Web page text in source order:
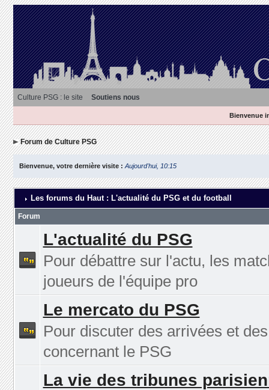
Culture PSG : le site Soutiens nous
Bienvenue
Forum de Culture PSG
Bienvenue, votre dernière visite : Aujourd'hui, 10:15
Les forums du Haut : L'actualité du PSG et du football
Forum
L'actualité du PSG
Pour débattre sur l'actu, les
joueurs de l'équipe pro
Le mercato du PSG
Pour discuter des arrivées et
concernant le PSG
La vie des tribunes